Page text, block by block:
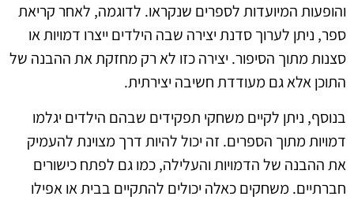
והופעות המיועדות לספרים שנקראו. לדוגמה, לאחר קריאת
ספר, ניתן לערוך סדנת יצירה שבה הילדים ייצרו דמויות או
סצנות מתוך הסיפור. יצירה כזו לא רק מחזקת את ההבנה של
התוכן אלא גם מעודדת חשיבה יצירתית.
בנוסף, ניתן לקיים משחקי תפקידים שבהם הילדים יגלמו
דמויות מתוך הספרים. זה יכול להיות דרך מצוינת להעמיק
את ההבנה של הדמויות והעלילה, כמו גם לפתח כישורים
חברתיים. משחקים כאלה יכולים להתקיים בבית או אפילו